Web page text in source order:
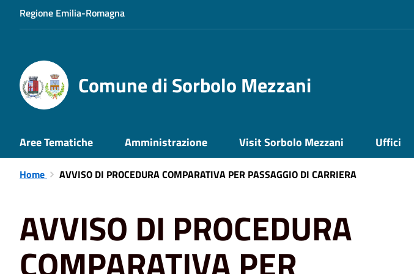
Regione Emilia-Romagna
Comune di Sorbolo Mezzani
Aree Tematiche Amministrazione Visit Sorbolo Mezzani Uffici
Home AVVISO DI PROCEDURA COMPARATIVA PER PASSAGGIO DI CARRIERA
AVVISO DI PROCEDURA